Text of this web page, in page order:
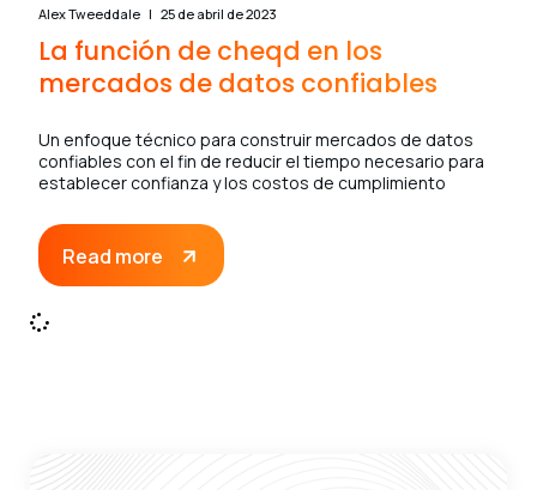
La función de cheqd en los
mercados de datos confiables
Un enfoque técnico para construir mercados de datos
confiables con el fin de reducir el tiempo necesario para
establecer confianza y los costos de cumplimiento
Read more
Alex Tweeddale 25 de abril de 2023